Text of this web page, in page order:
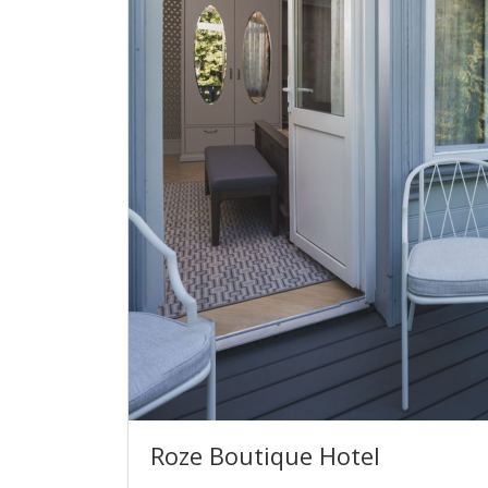
Roze Boutique Hotel